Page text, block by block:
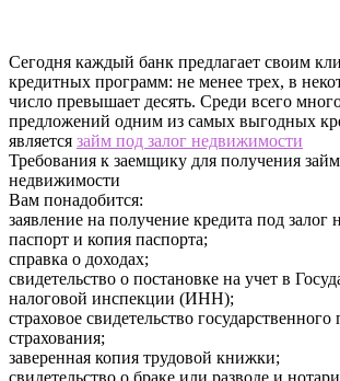
Сегодня каждый банк предлагает своим
кредитных программ: не менее трех, в
число превышает десять. Среди всего
предложений одним из самых выгодных
является займ под залог недвижимости
Требования к заемщику для получения
недвижимости
Вам понадобится:
заявление на получение кредита под залог
паспорт и копия паспорта;
справка о доходах;
свидетельство о постановке на учет в
налоговой инспекции (ИНН);
страховое свидетельство
страхования;
заверенная копия трудовой книжки;
свидетельство о браке или разводе и